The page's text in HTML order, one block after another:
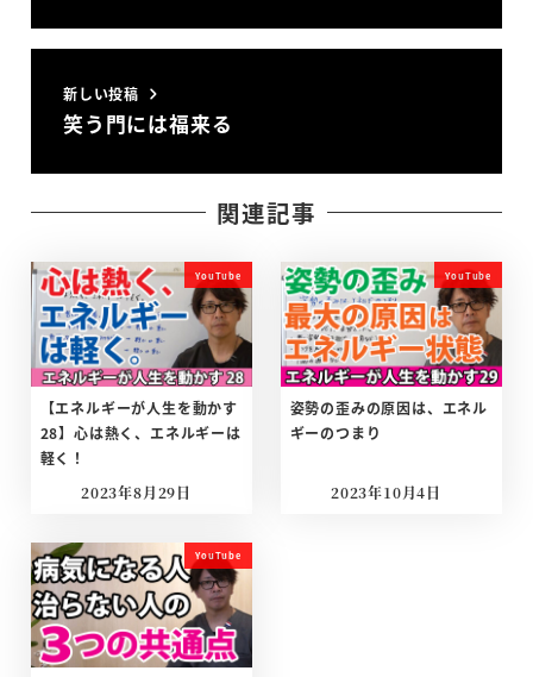
新しい投稿
笑う門には福来る
関連記事
YouTube
【エネルギーが人生を動かす
28】心は熱く、エネルギーは
軽く！
投稿日
2023年8月29日
YouTube
姿勢の歪みの原因は、エネル
ギーのつまり
投稿日
2023年10月4日
YouTube